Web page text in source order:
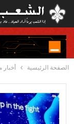
الصفحة الرئيسية أخبار